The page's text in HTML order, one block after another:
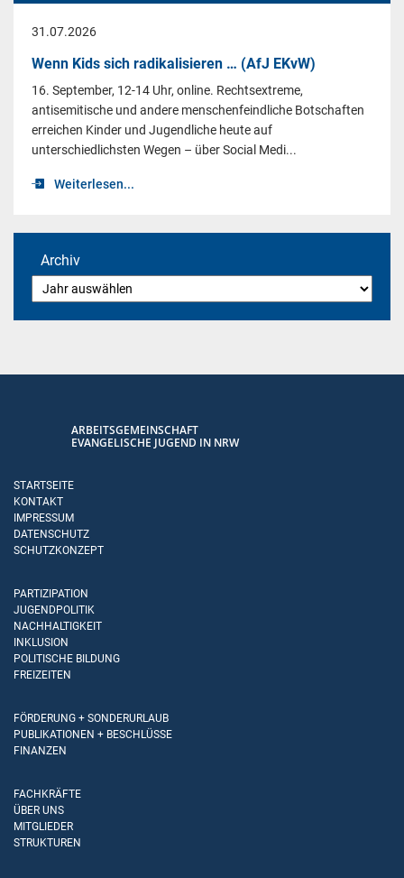
31.07.2026
Wenn Kids sich radikalisieren … (AfJ EKvW)
16. September, 12-14 Uhr, online. Rechtsextreme,
antisemitische und andere menschenfeindliche Botschaften
erreichen Kinder und Jugendliche heute auf
unterschiedlichsten Wegen – über Social Medi...
Weiterlesen...
Archiv
ARBEITSGEMEINSCHAFT
EVANGELISCHE JUGEND IN NRW
STARTSEITE
KONTAKT
IMPRESSUM
DATENSCHUTZ
SCHUTZKONZEPT
PARTIZIPATION
JUGENDPOLITIK
NACHHALTIGKEIT
INKLUSION
POLITISCHE BILDUNG
FREIZEITEN
FÖRDERUNG + SONDERURLAUB
PUBLIKATIONEN + BESCHLÜSSE
FINANZEN
FACHKRÄFTE
ÜBER UNS
MITGLIEDER
STRUKTUREN